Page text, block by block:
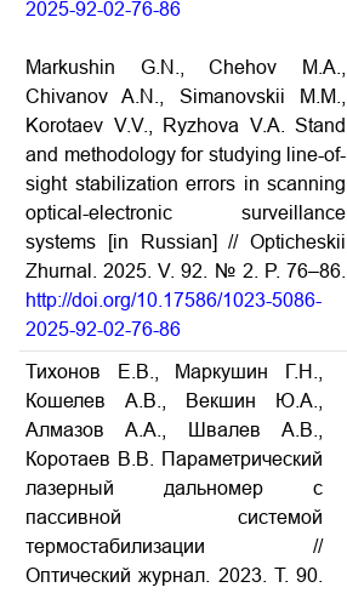
2025-92-02-76-86
Markushin G.N., Chehov M.A.,
Chivanov A.N., Simanovskii M.M.,
Korotaev V.V., Ryzhova V.A. Stand
and methodology for studying line-of-
sight stabilization errors in scanning
optical-electronic surveillance
systems [in Russian] // Opticheskii
Zhurnal. 2025. V. 92. № 2. P. 76–86.
http://doi.org/10.17586/1023-5086-
2025-92-02-76-86
Тихонов Е.В., Маркушин Г.Н.,
Кошелев А.В., Векшин Ю.А.,
Алмазов А.А., Швалев А.В.,
Коротаев В.В. Параметрический
лазерный дальномер с
пассивной системой
термостабилизации //
Оптический журнал. 2023. Т. 90.